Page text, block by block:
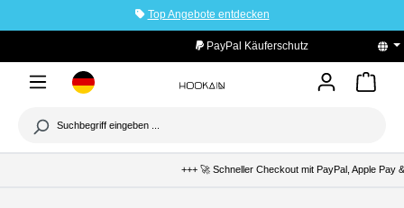
Top Angebote entdecken
+++ 🚀 Schneller Checkout mit PayPal, Apple Pay